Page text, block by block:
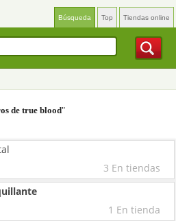
Búsqueda Top Tiendas online
de true blood"
3 En tiendas
1 En tienda